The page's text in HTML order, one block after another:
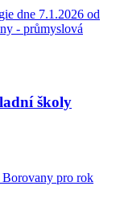
dne 7.1.2026 od
- průmyslová
školy
pro rok